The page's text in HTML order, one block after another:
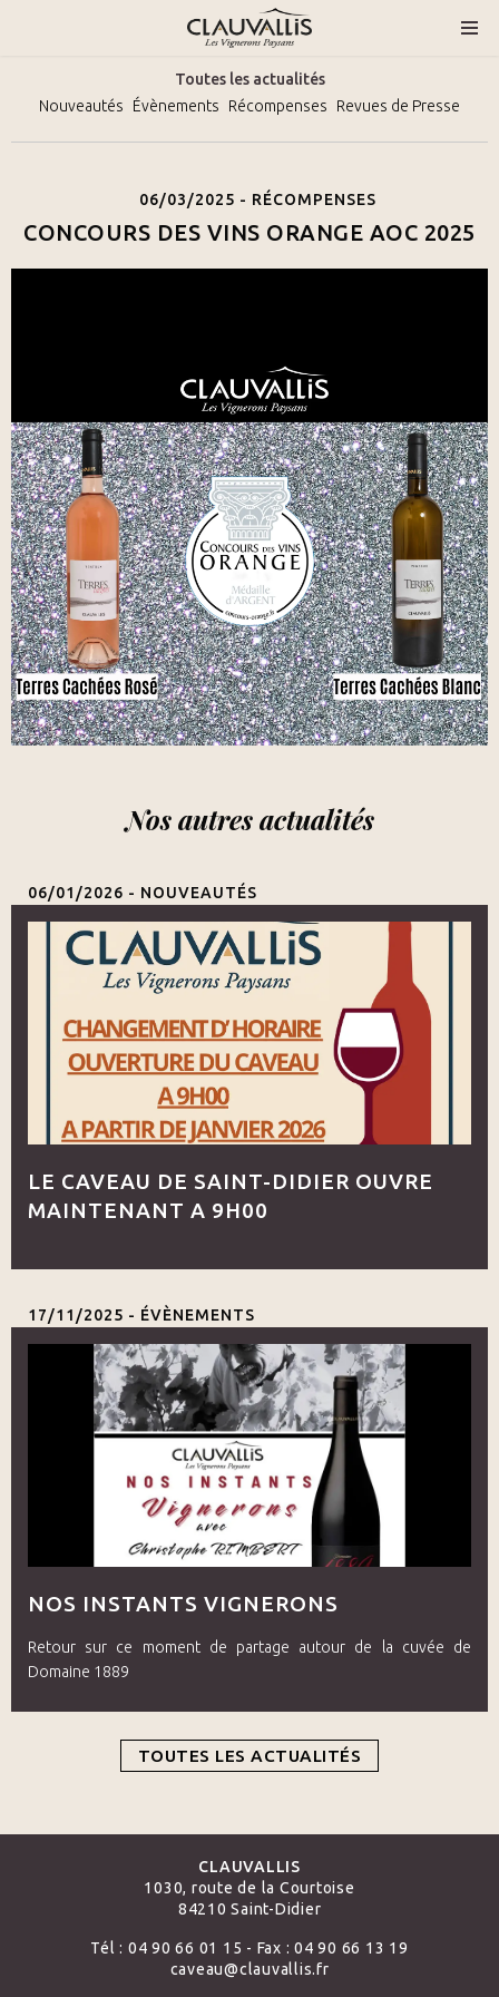
Toutes les actualités
Nouveautés
Évènements Récompenses Revues de Presse
06/03/2025 - RÉCOMPENSES
CONCOURS DES VINS ORANGE AOC 2025
Nos autres actualités
06/01/2026 - NOUVEAUTÉS
LE CAVEAU DE SAINT-DIDIER OUVRE
MAINTENANT A 9H00
17/11/2025 - ÉVÈNEMENTS
NOS INSTANTS VIGNERONS
Retour sur ce moment de partage autour de la cuvée de
Domaine 1889
TOUTES LES ACTUALITÉS
CLAUVALLIS
1030, route de la Courtoise
84210 Saint-Didier
Tél : 04 90 66 01 15 - Fax : 04 90 66 13 19
caveau@clauvallis.fr